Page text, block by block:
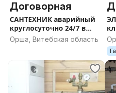
Договорная
САНТЕХНИК аварийный
круглосуточно 24/7 в
Орше и районе (ТОЛЬКО
ЗВОНИТЬ)
Орша, Витебская область